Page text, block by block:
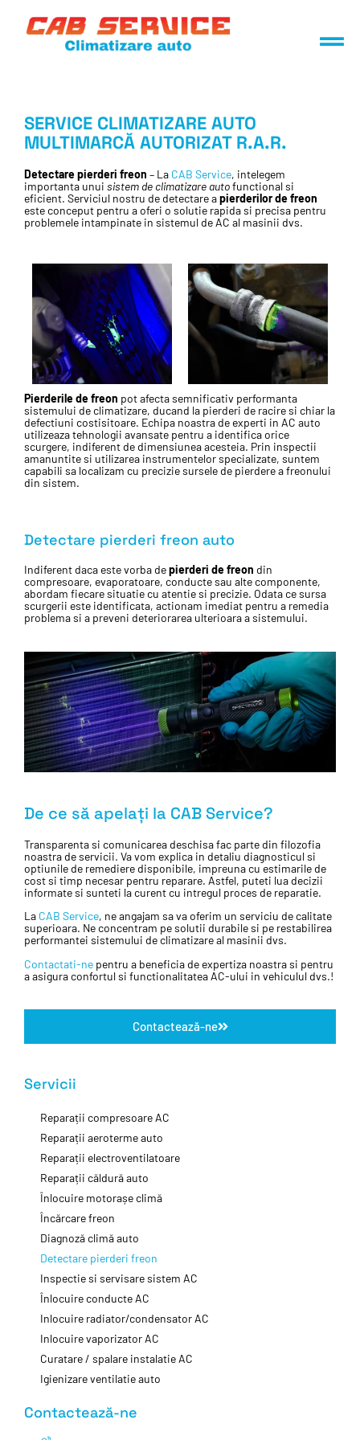
SERVICE CLIMATIZARE AUTO
MULTIMARCĂ AUTORIZAT R.A.R.
Detectare pierderi freon – La CAB Service, intelegem
importanta unui sistem de climatizare autofunctional si
eficient. Serviciul nostru de detectare apierderilor de freon
este conceput pentru a oferi o solutie rapida si precisa pentru
problemele intampinate in sistemul de AC al masinii dvs.
Pierderile de freon pot afecta semnificativ performanta
sistemului de climatizare, ducand la pierderi de racire si chiar la
defectiuni costisitoare. Echipa noastra de experti in AC auto
utilizeaza tehnologii avansate pentru a identifica orice
scurgere, indiferent de dimensiunea acesteia. Prin inspectii
amanuntite si utilizarea instrumentelor specializate, suntem
capabili sa localizam cu precizie sursele de pierdere a freonului
din sistem.
Detectare pierderi freon auto
Indiferent daca este vorba depierderi de freon din
compresoare, evaporatoare, conducte sau alte componente,
abordam fiecare situatie cu atentie si precizie. Odata ce sursa
scurgerii este identificata, actionam imediat pentru a remedia
problema si a preveni deteriorarea ulterioara a sistemului.
De ce să apelați la CAB Service?
Transparenta si comunicarea deschisa fac parte din filozofia
noastra de servicii. Va vom explica in detaliu diagnosticul si
optiunile de remediere disponibile, impreuna cu estimarile de
cost si timp necesar pentru reparare. Astfel, puteti lua decizii
informate si sunteti la curent cu intregul proces de reparatie.
La CAB Service, ne angajam sa va oferim un serviciu de calitate
superioara. Ne concentram pe solutii durabile si pe restabilirea
performantei sistemului de climatizare al masinii dvs.
Contactati-ne pentru a beneficia de expertiza noastra si pentru
a asigura confortul si functionalitatea AC-ului in vehiculul dvs.!
Contactează-ne
Servicii
Reparații compresoare AC
Reparații aeroterme auto
Reparații electroventilatoare
Reparații căldură auto
Înlocuire motorașe climă
Încărcare freon
Diagnoză climă auto
Detectare pierderi freon
Inspectie si servisare sistem AC
Înlocuire conducte AC
Inlocuire radiator/condensator AC
Inlocuire vaporizator AC
Curatare / spalare instalatie AC
Igienizare ventilatie auto
Contactează-ne